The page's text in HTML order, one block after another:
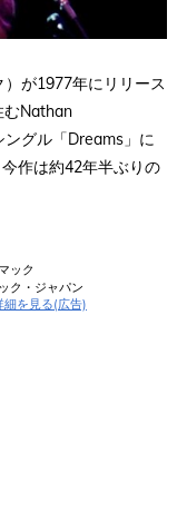
が1977年にリリース
むNathan
グル「Dreams」に
作は約42年半ぶりの
ック
ク・ジャパン
を見る(広告)